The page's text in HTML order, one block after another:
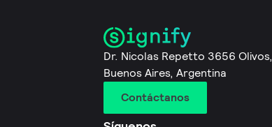
Dr. Nicolas Repetto 3656 Olivos,
Buenos Aires, Argentina
Contáctanos